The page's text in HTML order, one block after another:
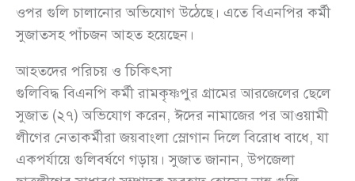
ওপর গুলি চালানোর অভিযোগ উঠেছে। এতে বিএনপির কর্মী
সুজাতসহ পাঁচজন আহত হয়েছেন।
আহতদের পরিচয় ও চিকিৎসা
গুলিবিদ্ধ বিএনপি কর্মী রামকৃষ্ণপুর গ্রামের আরজেলের ছেলে
সুজাত (২৭) অভিযোগ করেন, ঈদের নামাজের পর আওয়ামী
লীগের নেতাকর্মীরা জয়বাংলা স্লোগান দিলে বিরোধ বাধে, যা
একপর্যায়ে গুলিবর্ষণে গড়ায়। সুজাত জানান, উপজেলা